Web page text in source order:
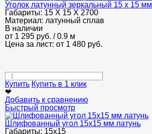
Уголок латунный зеркальный 15 х 15 мм
Габариты: 15 Х 15 Х 2700
Материал: латунный сплав
В наличии
от 1 295 руб. / 0.9 м
Цена за лист: от 1 480 руб.
Купить Купить в 1 клик
❤
Добавить к сравнению
Быстрый просмотр
Шлифованный угол 15х15 мм латунь
Габариты: 15х15